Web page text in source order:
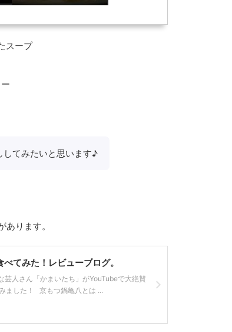
スープ
してみたいと思います♪
ります。
てみた！レビューブログ。
芸人さん「かまいたち」がYouTubeで大絶賛
ました！ 京もつ鍋亀八とは ...